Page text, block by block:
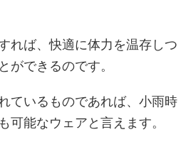
れば、快適に体力を温存しつ
ができるのです。
ているものであれば、小雨時
可能なウェアと言えます。